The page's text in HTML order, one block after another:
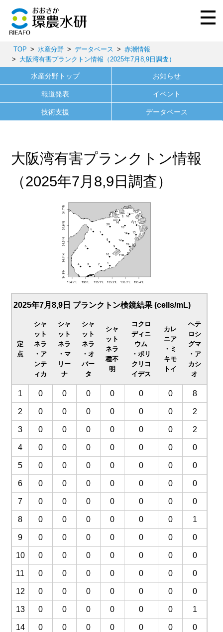
TOP 水産分野 データベース
赤潮情報
大阪湾有害プランクトン情報（2025年7月8,9日調査）
水産分野トップ お知らせ
報道発表 イベント
技術支援 データベース
大阪湾有害プランクトン情報
（2025年7月8,9日調査）
2025年7月8,9日 プランクトン検鏡結果 (cells/mL)
定
点
シャ
ット
ネラ
・ア
ンテ
ィカ
シャ
ット
ネラ
・マ
リー
ナ
シャ
ット
ネラ
・オ
バー
タ
シャ
ット
ネラ
種不
明
コクロ
ディニ
ウム
・ポリ
クリコ
イデス
カレ
ニア
・ミ
キモ
トイ
ヘテ
ロシ
グマ
・ア
カシ
オ
1 0 0 0 0 0 0 8
2 0 0 0 0 0 0 2
3 0 0 0 0 0 0 2
4 0 0 0 0 0 0 0
5 0 0 0 0 0 0 0
6 0 0 0 0 0 0 0
7 0 0 0 0 0 0 0
8 0 0 0 0 0 0 1
9 0 0 0 0 0 0 0
10 0 0 0 0 0 0 0
11 0 0 0 0 0 0 0
12 0 0 0 0 0 0 0
13 0 0 0 0 0 0 1
14 0 0 0 0 0 0 0